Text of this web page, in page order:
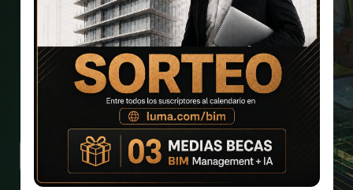
técnica, entrega digital y metodologías LEAN + VDC dentro
del flujo moderno de ejecución de proyectos.
Acerca del curso Contenido
Certificación
Agregar al carrito $129.90 $79.90